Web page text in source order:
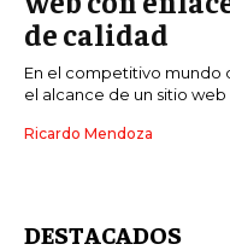
de calidad
En el competitivo mundo
el alcance de un sitio web
Ricardo Mendoza
DESTACADOS